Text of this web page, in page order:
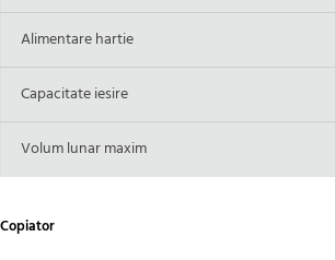
Alimentare hartie
Capacitate iesire
Volum lunar maxim
Copiator